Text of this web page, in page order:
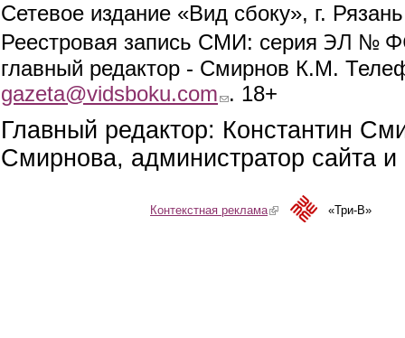
Сетевое издание «Вид сбоку», г.
Реестровая запись СМИ: серия ЭЛ №
главный редактор - Смирнов К.М.
gazeta@vidsboku.com (link sends e-mail)
. 18+
Главный редактор: Константин
Смирнова, администратор сайта
Контекстная реклама(link is external)«Три-В»